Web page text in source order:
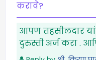
करावे?
आपण तहसीलदार
दुरुस्ती अर्ज करा .